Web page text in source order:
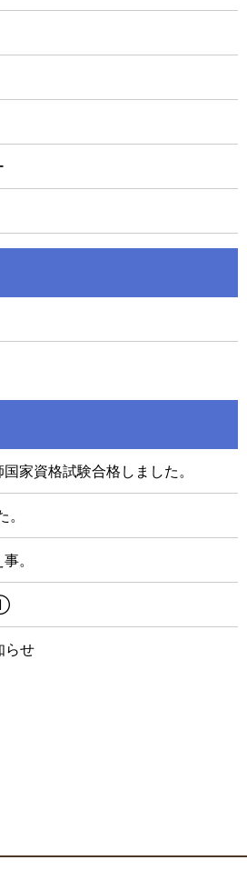
家資格試験合格しました。
。
らせ